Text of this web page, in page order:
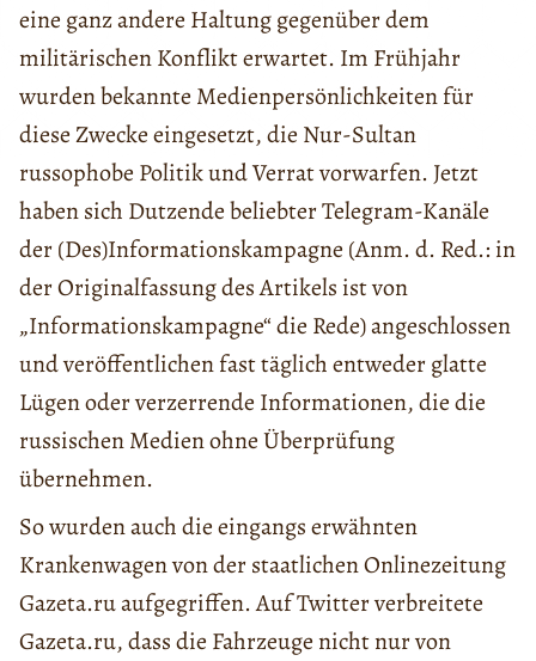
eine ganz andere Haltung gegenüber dem
militärischen Konflikt erwartet. Im Frühjahr
wurden bekannte Medienpersönlichkeiten für
diese Zwecke eingesetzt, die Nur-Sultan
russophobe Politik und Verrat vorwarfen. Jetzt
haben sich Dutzende beliebter Telegram-Kanäle
der (Des)Informationskampagne (Anm. d. Red.: in
der Originalfassung des Artikels ist von
„Informationskampagne“ die Rede) angeschlossen
und veröffentlichen fast täglich entweder glatte
Lügen oder verzerrende Informationen, die die
russischen Medien ohne Überprüfung
übernehmen.
So wurden auch die eingangs erwähnten
Krankenwagen von der staatlichen Onlinezeitung
Gazeta.ru aufgegriffen. Auf Twitter verbreitete
Gazeta.ru, dass die Fahrzeuge nicht nur von